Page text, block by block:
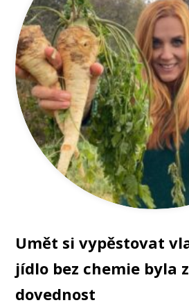
Umět si vypěstovat
jídlo bez chemie byla
dovednost